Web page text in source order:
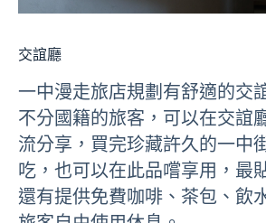
交誼廳
一中漫走旅店規劃有舒適的交
不分國籍的旅客，可以在交誼
流分享，買完珍藏許久的一中
吃，也可以在此品嚐享用，最
還有提供免費咖啡、茶包、飲